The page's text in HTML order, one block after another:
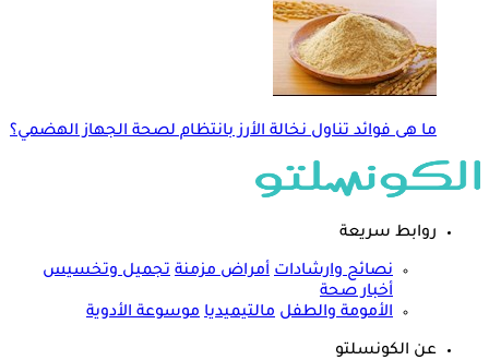
ما هى فوائد تناول نخالة الأرز بانتظام لصحة الجهاز الهضمي؟
روابط سريعة
نصائح وارشادات أمراض مزمنة تجميل وتخسيس
أخبار صحة
الأمومة والطفل مالتيميديا موسوعة الأدوية
عن الكونسلتو